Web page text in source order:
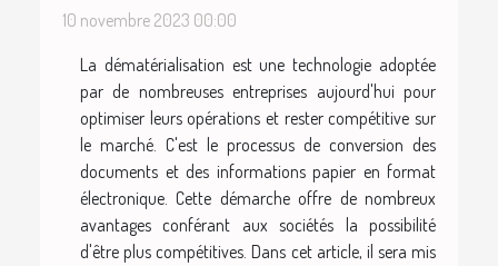
10 novembre 2023 00:00
La dématérialisation est une technologie adoptée
par de nombreuses entreprises aujourd'hui pour
optimiser leurs opérations et rester compétitive sur
le marché. C'est le processus de conversion des
documents et des informations papier en format
électronique. Cette démarche offre de nombreux
avantages conférant aux sociétés la possibilité
d'être plus compétitives. Dans cet article, il sera mis